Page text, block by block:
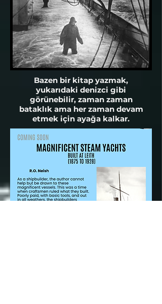
Bazen bir kitap yazmak,
yukarıdaki denizci gibi
görünebilir, zaman zaman
bataklık ama her zaman devam
etmek için ayağa kalkar.